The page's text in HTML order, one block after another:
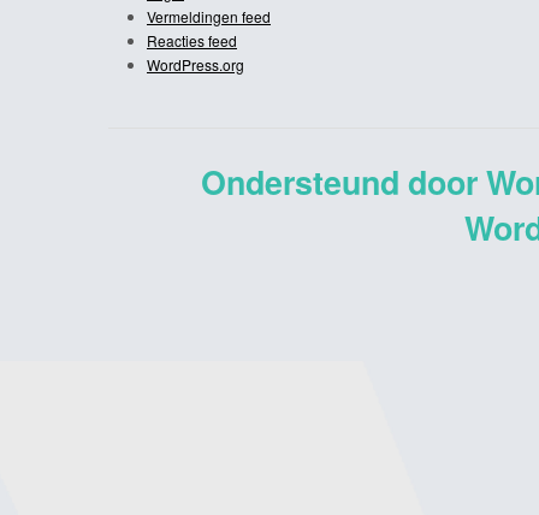
Vermeldingen feed
Reacties feed
WordPress.org
Ondersteund door